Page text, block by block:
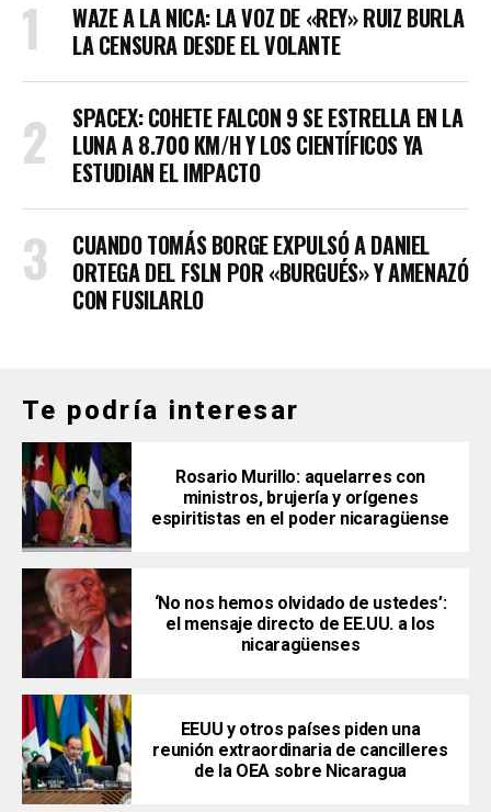
WAZE A LA NICA: LA VOZ DE «REY» RUIZ BURLA
LA CENSURA DESDE EL VOLANTE
SPACEX: COHETE FALCON 9 SE ESTRELLA EN LA
LUNA A 8.700 KM/H Y LOS CIENTÍFICOS YA
ESTUDIAN EL IMPACTO
CUANDO TOMÁS BORGE EXPULSÓ A DANIEL
ORTEGA DEL FSLN POR «BURGUÉS» Y AMENAZÓ
CON FUSILARLO
Te podría interesar
Rosario Murillo: aquelarres con
ministros, brujería y orígenes
espiritistas en el poder nicaragüense
‘No nos hemos olvidado de ustedes’:
el mensaje directo de EE.UU. a los
nicaragüenses
EEUU y otros países piden una
reunión extraordinaria de cancilleres
de la OEA sobre Nicaragua